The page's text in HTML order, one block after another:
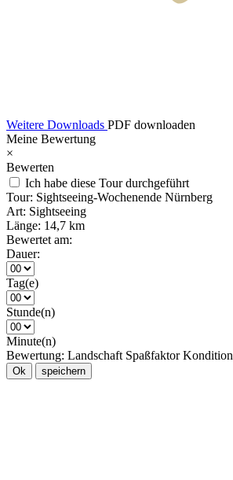
Weitere Downloads PDF downloaden
Meine Bewertung
×
Bewerten
Ich habe diese Tour durchgeführt
Tour: Sightseeing-Wochenende Nürnberg
Art: Sightseeing
Länge: 14,7 km
Bewertet am:
Dauer:
Tag(e)
Stunde(n)
Minute(n)
Bewertung: Landschaft Spaßfaktor Kondition
Ok speichern